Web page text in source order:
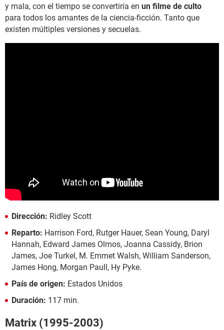
y mala, con el tiempo se convertiría en un filme de culto
para todos los amantes de la ciencia-ficción. Tanto que
existen múltiples versiones y secuelas.
Dirección: Ridley Scott
Reparto: Harrison Ford, Rutger Hauer, Sean Young, Daryl
Hannah, Edward James Olmos, Joanna Cassidy, Brion
James, Joe Turkel, M. Emmet Walsh, William Sanderson,
James Hong, Morgan Paull, Hy Pyke.
País de origen: Estados Unidos
Duración: 117 min.
Matrix (1995-2003)